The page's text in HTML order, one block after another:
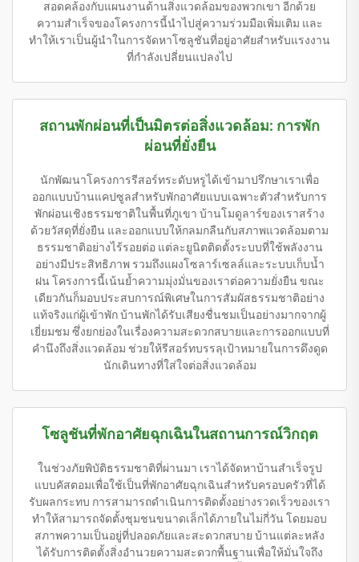
สอดคล้องกับแผนงานด้านสิ่งแวดล้อมของพวกเขา อีกด้วย
ความสำเร็จของโครงการนี้นำไปสู่ความร่วมมือเพิ่มเติม และ
ทำให้เราเป็นผู้นำในการจัดหาโซลูชันที่อยู่อาศัยสำหรับแรงงาน
ที่กำลังเปลี่ยนแปลงไป
สถานพักผ่อนที่เป็นมิตรต่อสิ่งแวดล้อม: การพัก
ผ่อนที่ยั่งยืน
นักพัฒนาโครงการรีสอร์ทระดับหรูได้เข้ามาปรึกษาเราเพื่อ
ออกแบบบ้านแคปซูลสำหรับพักอาศัยแบบเฉพาะตัวสำหรับการ
พักผ่อนเชิงธรรมชาติในพื้นที่ภูเขา บ้านโมดูลาร์ของเราสร้าง
ด้วยวัสดุที่ยั่งยืน และออกแบบให้กลมกลืนกับสภาพแวดล้อมตาม
ธรรมชาติอย่างไร้รอยต่อ แต่ละยูนิตติดตั้งระบบที่ใช้พลังงาน
อย่างมีประสิทธิภาพ รวมถึงแผงโซลาร์เซลล์และระบบเก็บน้ำ
ฝน โครงการนี้เน้นย้ำความมุ่งมั่นของเราต่อความยั่งยืน ขณะ
เดียวกันก็มอบประสบการณ์พิเศษในการสัมผัสธรรมชาติอย่าง
แท้จริงแก่ผู้เข้าพัก บ้านพักได้รับเสียงชื่นชมเป็นอย่างมากจากผู้
เยี่ยมชม ซึ่งยกย่องในเรื่องความสะดวกสบายและการออกแบบที่
คำนึงถึงสิ่งแวดล้อม ช่วยให้รีสอร์ทบรรลุเป้าหมายในการดึงดูด
นักเดินทางที่ใส่ใจต่อสิ่งแวดล้อม
โซลูชันที่พักอาศัยฉุกเฉินในสถานการณ์วิกฤต
ในช่วงภัยพิบัติธรรมชาติที่ผ่านมา เราได้จัดหาบ้านสำเร็จรูป
แบบคัสตอมเพื่อใช้เป็นที่พักอาศัยฉุกเฉินสำหรับครอบครัวที่ได้
รับผลกระทบ การสามารถดำเนินการติดตั้งอย่างรวดเร็วของเรา
ทำให้สามารถจัดตั้งชุมชนขนาดเล็กได้ภายในไม่กี่วัน โดยมอบ
สภาพความเป็นอยู่ที่ปลอดภัยและสะดวกสบาย บ้านแต่ละหลัง
ได้รับการติดตั้งสิ่งอำนวยความสะดวกพื้นฐานเพื่อให้มั่นใจถึง